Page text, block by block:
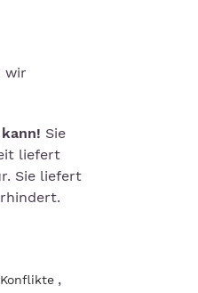
wir
Sie
liefert
Sie liefert
,